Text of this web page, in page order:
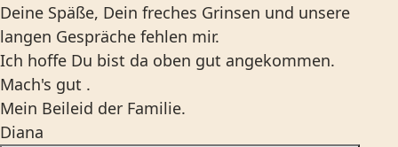
Deine Späße, Dein freches Grinsen und unsere
langen Gespräche fehlen mir.
Ich hoffe Du bist da oben gut angekommen.
Mach's gut .
Mein Beileid der Familie.
Diana